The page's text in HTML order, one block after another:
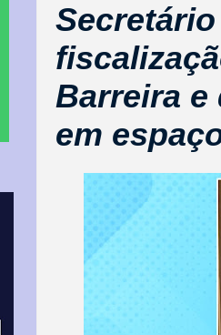
Barreira e
em